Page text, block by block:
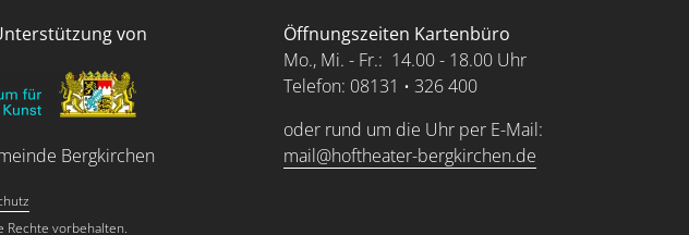
von
Bergkirchen
Öffnungszeiten Kartenbüro
Mo., Mi. - Fr.: 14.00 - 18.00 Uhr
Telefon: 08131 • 326 400
oder rund um die Uhr per E-Mail:
mail@hoftheater-bergkirchen.de
vorbehalten.